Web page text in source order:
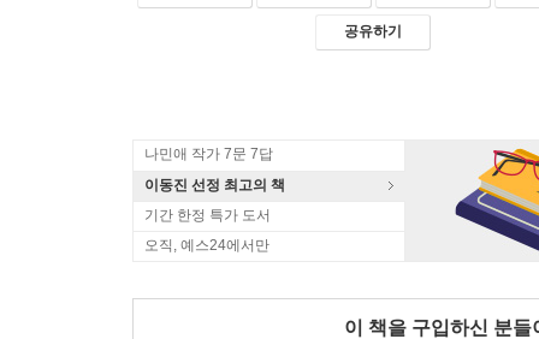
공유하기
나민애 작가 7문 7답
이동진 선정 최고의 책
기간 한정 특가 도서
오직, 예스24에서만
이 책을 구입하신 분